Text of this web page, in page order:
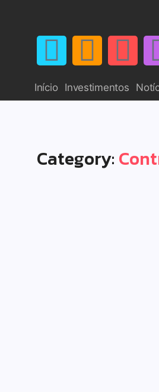
Início Investimentos
Category: